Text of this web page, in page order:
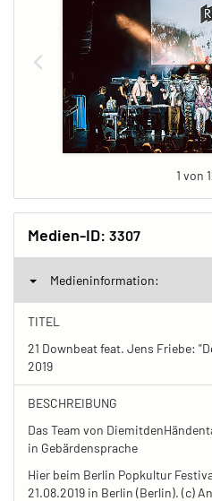
1 von
Medien-ID: 3307
Medieninformation:
TITEL
21 Downbeat feat. Jens Friebe:
2019
BESCHREIBUNG
Das Team von
in Gebärdensprache
Hier beim Berlin Popkultur
21.08.2019 in Berlin (Berlin). (c)